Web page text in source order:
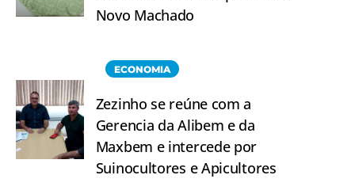
Novo Machado
ECONOMIA
Zezinho se reúne com a
Gerencia da Alibem e da
Maxbem e intercede por
Suinocultores e Apicultores